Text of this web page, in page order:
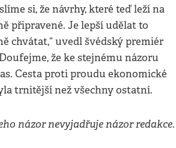
si, že návrhy, které teď leží na
připravené. Je lepší udělat to
chvátat,“ uvedl švédský premiér
že ke stejnému názoru
Cesta proti proudu ekonomické
trnitější než všechny ostatní.
názor nevyjadřuje názor redakce.